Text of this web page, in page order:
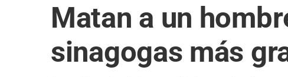
Matan a un
sinagogas más